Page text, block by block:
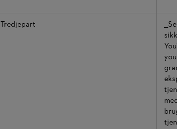
Tredjepart